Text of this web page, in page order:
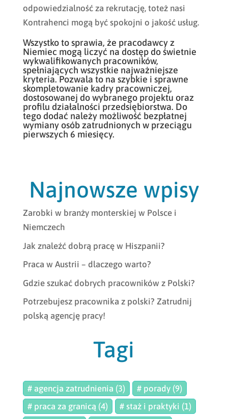
odpowiedzialność za rekrutację, toteż nasi
Kontrahenci mogą być spokojni o jakość usług.
Wszystko to sprawia, że pracodawcy z
Niemiec mogą liczyć na dostęp do świetnie
wykwalifikowanych pracowników,
spełniających wszystkie najważniejsze
kryteria. Pozwala to na szybkie i sprawne
skompletowanie kadry pracowniczej,
dostosowanej do wybranego projektu oraz
profilu działalności przedsiębiorstwa. Do
tego dodać należy możliwość bezpłatnej
wymiany osób zatrudnionych w przeciągu
pierwszych 6 miesięcy.
Najnowsze wpisy
Zarobki w branży monterskiej w Polsce i
Niemczech
Jak znaleźć dobrą pracę w Hiszpanii?
Praca w Austrii – dlaczego warto?
Gdzie szukać dobrych pracowników z Polski?
Potrzebujesz pracownika z polski? Zatrudnij
polską agencję pracy!
Tagi
# agencja zatrudnienia (3)
# porady (9)
# praca za granicą (4)
# staż i praktyki (1)